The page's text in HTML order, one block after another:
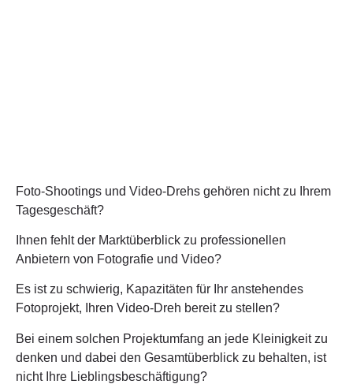
Foto-Shootings und Video-Drehs gehören nicht zu Ihrem
Tagesgeschäft?
Ihnen fehlt der Marktüberblick zu professionellen
Anbietern von Fotografie und Video?
Es ist zu schwierig, Kapazitäten für Ihr anstehendes
Fotoprojekt, Ihren Video-Dreh bereit zu stellen?
Bei einem solchen Projektumfang an jede Kleinigkeit zu
denken und dabei den Gesamtüberblick zu behalten, ist
nicht Ihre Lieblingsbeschäftigung?